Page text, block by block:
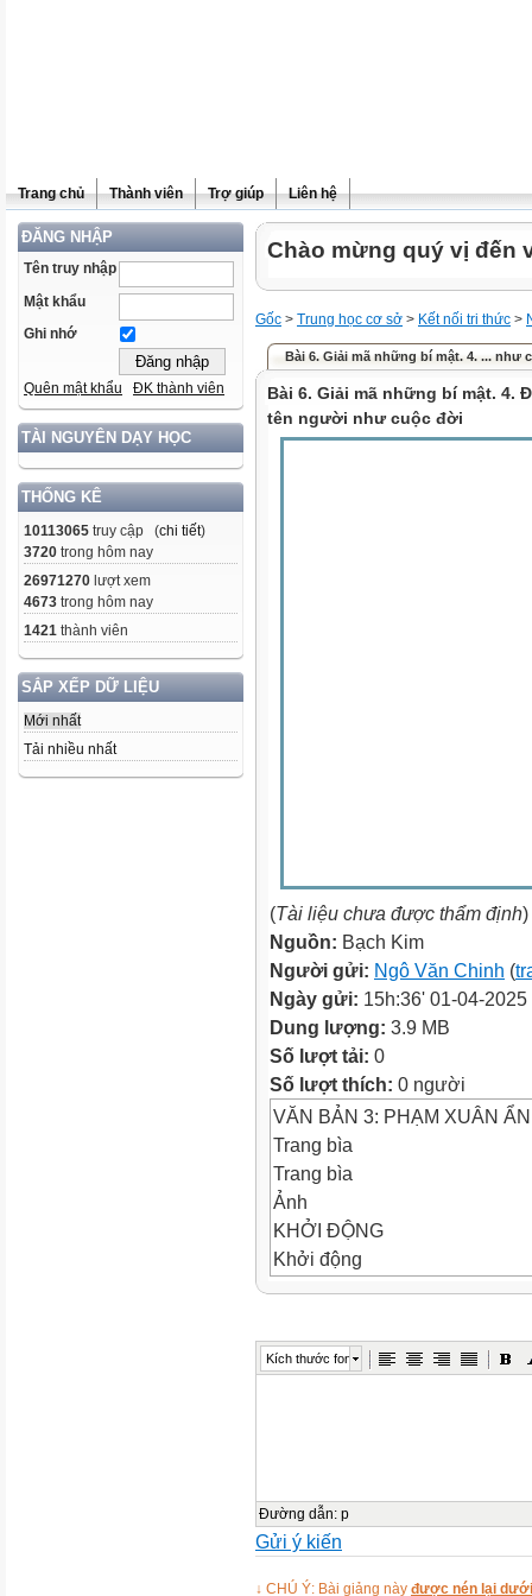
Trang chủ Thành viên Trợ giúp Liên hệ
ĐĂNG NHẬP
Tên truy nhập
Mật khẩu
Ghi nhớ
Quên mật khẩu ĐK thành viên
TÀI NGUYÊN DẠY HỌC
THỐNG KÊ
10113065 truy cập (chi tiết)
3720 trong hôm nay
26971270 lượt xem
4673 trong hôm nay
1421 thành viên
SẮP XẾP DỮ LIỆU
Mới nhất
Tải nhiều nhất
Chào mừng quý vị đến
Gốc > Trung học cơ sở > Kết nối tri thức >
Bài 6. Giải mã những bí mật. 4. ... như
Bài 6. Giải mã những bí mật. 4.
tên người như cuộc đời
(Tài liệu chưa được thẩm định)
Nguồn: Bạch Kim
Người gửi: Ngô Văn Chinh (
Ngày gửi: 15h:36' 01-04-2025
Dung lượng: 3.9 MB
Số lượt tải: 0
Số lượt thích: 0 người
VĂN BẢN 3: PHẠM XUÂN
Trang bìa
Trang bìa
Ảnh
KHỞI ĐỘNG
Khởi động
Ảnh
I. Tìm hiểu chung
Ảnh
I. Tìm hiểu chung:
Kích thước font
Đường dẫn: p
Gửi ý kiến
↓ CHÚ Ý: Bài giảng này được nén lại